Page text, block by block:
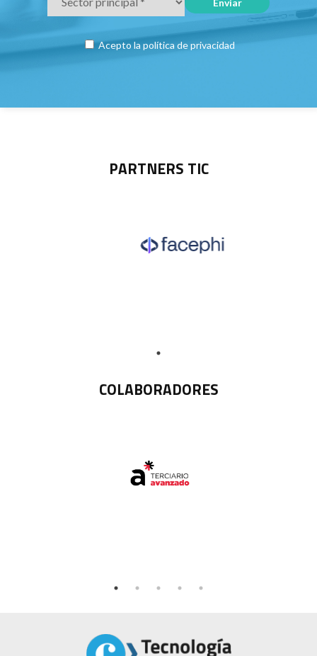
Acepto la política de privacidad
PARTNERS TIC
COLABORADORES